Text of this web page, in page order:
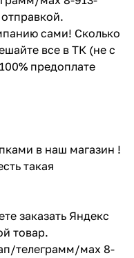
сами! Сколько
все в ТК (не с
предоплате
в наш магазин !
такая
заказать Яндекс
товар.
телеграмм/мах 8-